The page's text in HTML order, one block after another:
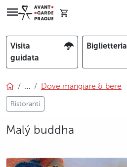
Visita
guidata
Biglietteria
… Dove mangiare & bere
Ristoranti
Malý buddha
photo 5